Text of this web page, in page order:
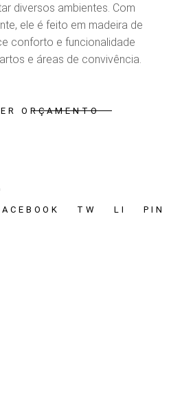
diversos ambientes. Com
ele é feito em madeira de
conforto e funcionalidade
e áreas de convivência.
ORÇAMENTO
TW LI PIN